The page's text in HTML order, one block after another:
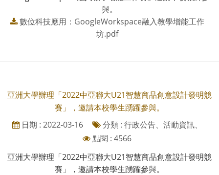
與。
數位科技應用：GoogleWorkspace融入教學增能工作
坊.pdf
亞洲大學辦理「2022中亞聯大U21智慧商品創意設計發明競
賽」，邀請本校學生踴躍參與。
日期 : 2022-03-16
分類 : 行政公告、活動資訊、
點閱 : 4566
亞洲大學辦理「2022中亞聯大U21智慧商品創意設計發明競
賽」，邀請本校學生踴躍參與。